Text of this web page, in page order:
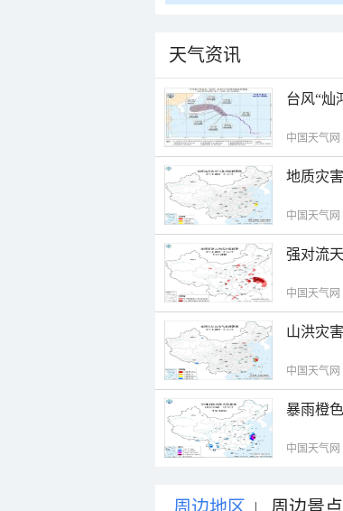
天气资讯
台风“灿
中国天气网
地质灾
中国天气网
强对流
中国天气网
山洪灾
中国天气网
暴雨橙
中国天气网
|